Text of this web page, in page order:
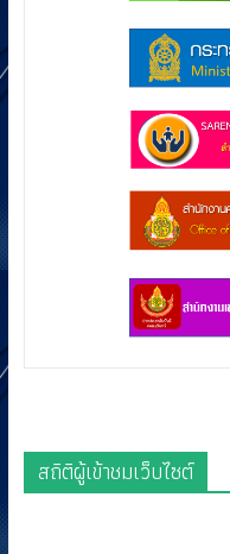
สถิติผู้เข้าชมเว็บไซต์